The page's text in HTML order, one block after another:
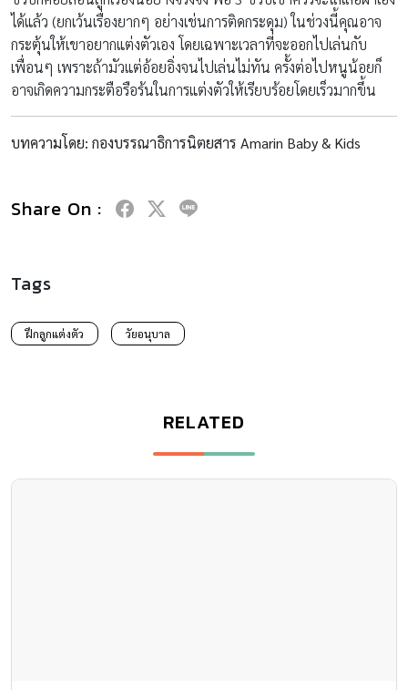
ได้แล้ว (ยกเว้นเรื่องยากๆ อย่างเช่นการติดกระดุม) ในช่วงนี้คุณอาจ
กระตุ้นให้เขาอยากแต่งตัวเอง โดยเฉพาะเวลาที่จะออกไปเล่นกับ
เพื่อนๆ เพราะถ้ามัวแต่อ้อยอิ่งจนไปเล่นไม่ทัน ครั้งต่อไปหนูน้อยก็
อาจเกิดความกระตือรือร้นในการแต่งตัวให้เรียบร้อยโดยเร็วมากขึ้น
บทความโดย: กองบรรณาธิการนิตยสาร Amarin Baby & Kids
Share On :
Tags
ฝึกลูกแต่งตัว วัยอนุบาล
RELATED